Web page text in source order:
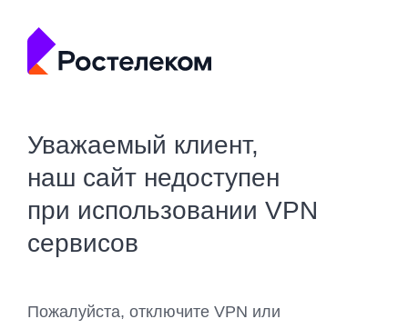
Уважаемый клиент,
наш сайт недоступен
при использовании VPN
сервисов
Пожалуйста, отключите VPN или